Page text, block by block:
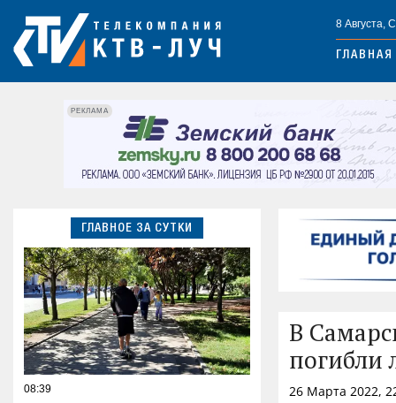
8 Августа,
ГЛАВНАЯ
РЕКЛАМА
ГЛАВНОЕ ЗА СУТКИ
08:39
В
погибли
26 Марта 2022,